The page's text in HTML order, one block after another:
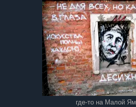
где-то на Малой